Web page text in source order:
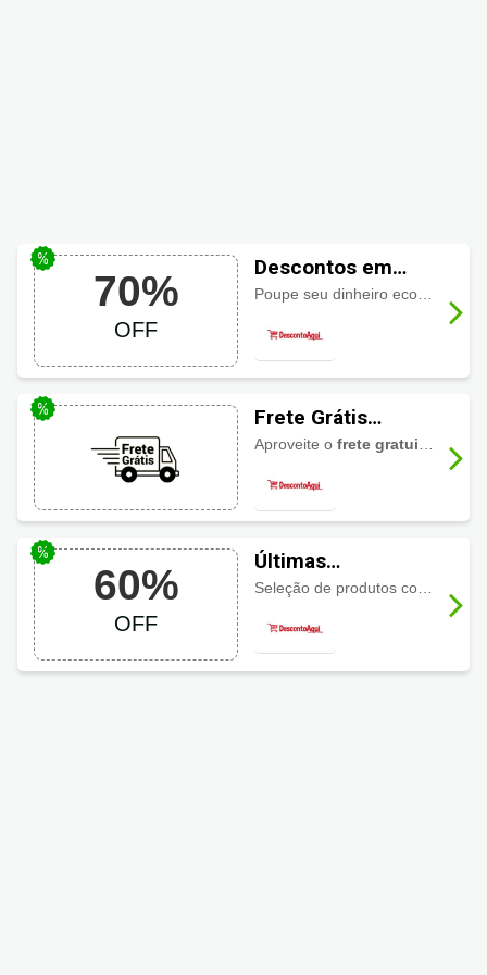
70%
OFF
Descontos em
Papelaria
70% OFF
Frete Grátis
DescontoAqui
Aproveite ofrete gratuito DescontoAqui
60%
OFF
Últimas
Oportunidades
60% OFF